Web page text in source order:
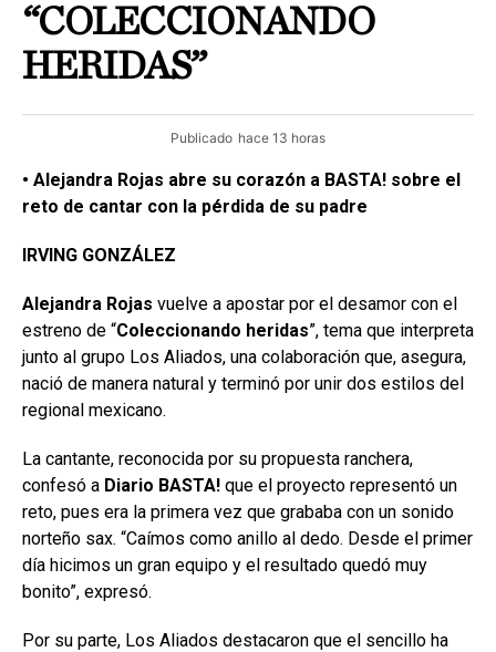
“COLECCIONANDO
HERIDAS”
Publicado hace 13 horas
• Alejandra Rojas abre su corazón a BASTA! sobre el
reto de cantar con la pérdida de su padre
IRVING GONZÁLEZ
Alejandra Rojas vuelve a apostar por el desamor con el
estreno de “Coleccionando heridas”, tema que interpreta
junto al grupo Los Aliados, una colaboración que, asegura,
nació de manera natural y terminó por unir dos estilos del
regional mexicano.
La cantante, reconocida por su propuesta ranchera,
confesó a Diario BASTA! que el proyecto representó un
reto, pues era la primera vez que grababa con un sonido
norteño sax. “Caímos como anillo al dedo. Desde el primer
día hicimos un gran equipo y el resultado quedó muy
bonito”, expresó.
Por su parte, Los Aliados destacaron que el sencillo ha